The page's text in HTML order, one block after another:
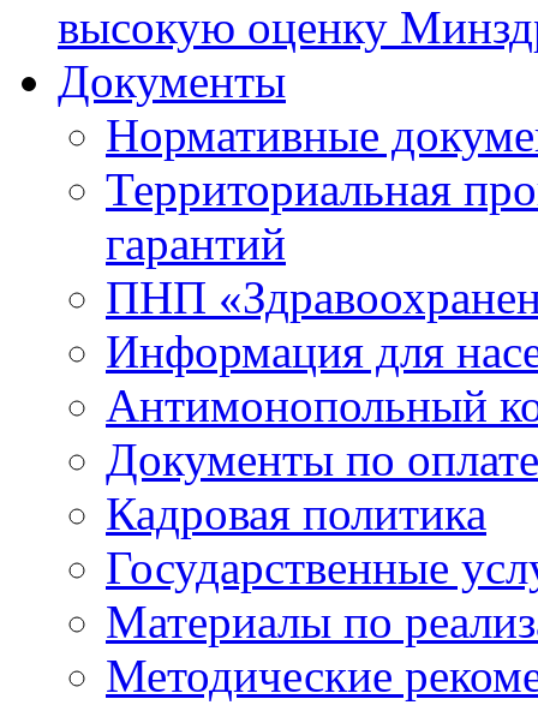
высокую оценку
Документы
Нормативные
Территориальная
гарантий
ПНП
Информация для
Антимонопольный
Документы по
Кадровая политика
Государственные
Материалы по
Методические